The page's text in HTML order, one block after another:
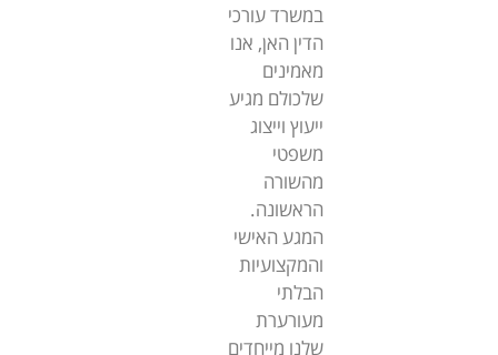
במשרד עורכי
הדין האן, אנו
מאמינים
שלכולם מגיע
ייעוץ וייצוג
משפטי
מהשורה
הראשונה.
המגע האישי
והמקצועיות
הבלתי
מעורערת
שלנו מייחדים